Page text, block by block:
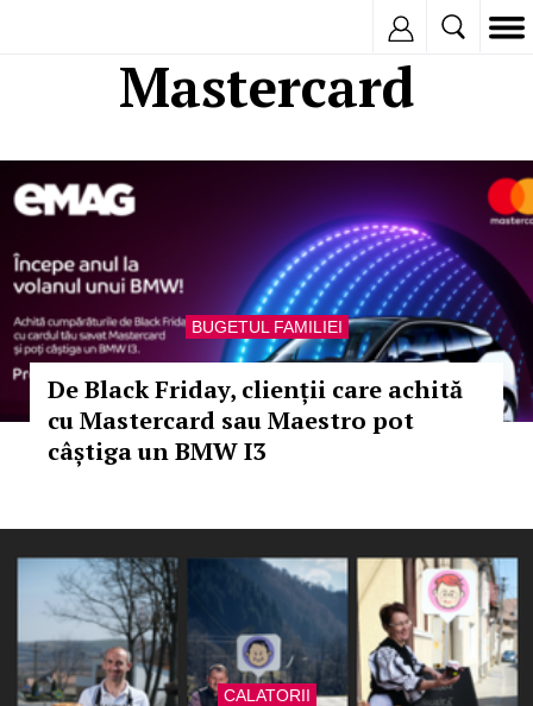
Mastercard
BUGETUL FAMILIEI
De Black Friday, clienții care achită
cu Mastercard sau Maestro pot
câștiga un BMW I3
CALATORII